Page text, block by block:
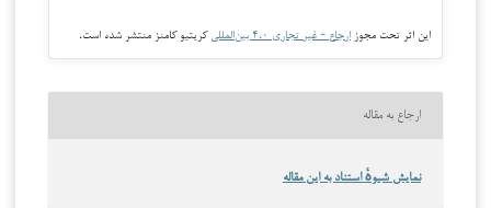
این اثر تحت مجوز ارجاع - غیر تجاری ۴.۰ بین‌المللی کریتیو کامنز منتشر شده است.
ارجاع به مقاله
نمایش شیوهٔ استناد به این مقاله